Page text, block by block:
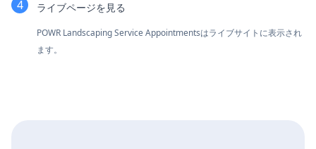
ライブページを見る
POWR Landscaping Service Appointmentsはライブサイトに表示され
ます。